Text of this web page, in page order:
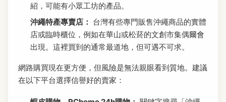
紹，可能有小眾工坊的產品。
沖繩特產專賣店： 台灣有些專門販售沖繩商品的實體
店或臨時櫃位，例如在華山或松菸的文創市集偶爾會
出現。這裡買到的通常最道地，但可遇不可求。
網路購買現在更方便，但風險是無法親眼看到質地。建議
在以下平台選擇信譽好的賣家：